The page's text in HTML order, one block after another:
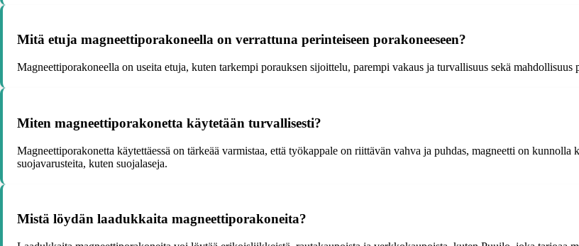
Mitä etuja magneettiporakoneella on verrattuna perinteiseen porakoneeseen?
Magneettiporakoneella on useita etuja, kuten tarkempi porauksen sijoittelu, parempi vakaus ja turvallisuus sekä
Miten magneettiporakonetta käytetään turvallisesti?
Magneettiporakonetta käytettäessä on tärkeää varmistaa, että työkappale on riittävän vahva ja puhdas, magneetti on
suojavarusteita, kuten suojalaseja.
Mistä löydän laadukkaita magneettiporakoneita?